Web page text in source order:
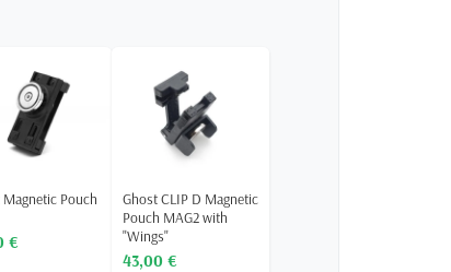
Pouch
€
Ghost CLIP D Magnetic
Pouch MAG2 with
"Wings"
43,00 €